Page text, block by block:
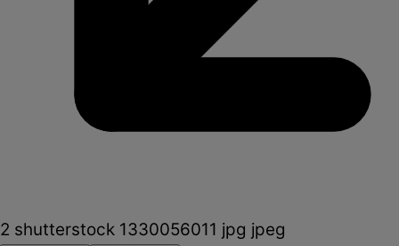
2 shutterstock 1330056011 jpg jpeg